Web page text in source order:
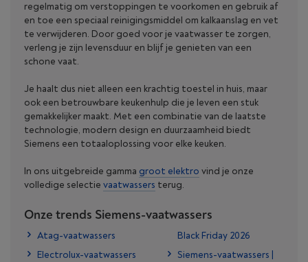
regelmatig om verstoppingen te voorkomen en gebruik af
en toe een speciaal reinigingsmiddel om kalkaanslag en vet
te verwijderen. Door goed voor je vaatwasser te zorgen,
verleng je zijn levensduur en blijf je genieten van een
schone vaat.
Je haalt dus niet alleen een krachtig toestel in huis, maar
ook een betrouwbare keukenhulp die je leven een stuk
gemakkelijker maakt. Met een combinatie van de laatste
technologie, modern design en duurzaamheid biedt
Siemens een totaaloplossing voor elke keuken.
In ons uitgebreide gamma groot elektro vind je onze
volledige selectie vaatwassers terug.
Onze trends Siemens-vaatwassers
Atag-vaatwassers
Electrolux-vaatwassers
Black Friday 2026
Siemens-vaatwassers |